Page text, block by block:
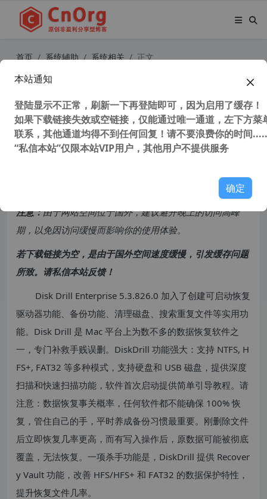
首页 系统辅助 系统相关 正文
Disk Drill Enterprise v5.3.826.0 32/
64位 数据恢复软件 支持win7及更高
55,916 次浏览次阅读
注意：由于网站空间位于国外，建议避开晚上的访问高峰
期，以免因访问缓慢而影响你的使用体验。
若下载链接为空，是由于国外空间速度缓慢，引发缓存问题
所致。请私信本站反馈！
Disk Drill Enterprise 5.3.826.0 加入了创建可启动恢复
驱动器功能、备份功能、清理磁盘、搜索重复文件等实用功
能。Disk Drill 是 Mac 平台上为数不多的数据恢复软件之
一，专门补救手贱误删。DiskDrill 功能强大：支持 NTFS, H
FS+, FAT32 等多种模式，支持硬盘和 USB 磁盘，提供深度
扫描和快速扫描功能，软件首次启动提供简单引导教程。请
注意：数据恢复事关概率，任何软件都不能确保 100% 恢
复，管住自己的手，平时养成备份习惯最重要。刚删除文件
后立即恢复几率更高，而有写入操作后，原数据可能被彻底
覆盖，无法恢复。一项杀手功能是，DiskDrill 提供 Recover
y Vault 功能，改善 HFS/HFS+ 和 FAT32 的数据保护特性，
提升恢复文件几率。
本站通知
登陆显示不正常，刷新一下再登陆即可，因为启用了缓存！
如果下载链接失效或空链接，仅能通过唯一通道，左下方菜
联系，其他通道均得不到任何回复！请不要浪费你的时间
“私信本站”仅限本站VIP用户，其他用户不提供服务
确定